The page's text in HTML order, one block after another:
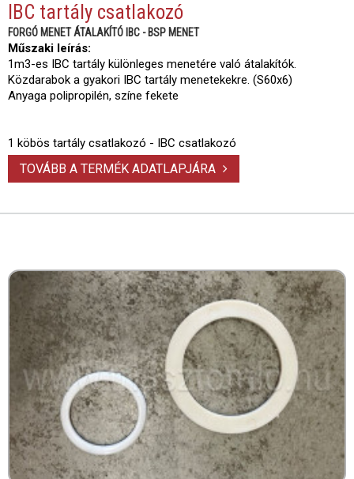
IBC tartály csatlakozó
FORGÓ MENET ÁTALAKÍTÓ IBC - BSP MENET
Műszaki leírás:
1m3-es IBC tartály különleges menetére való átalakítók.
Közdarabok a gyakori IBC tartály menetekekre. (S60x6)
Anyaga polipropilén, színe fekete
1 köbös tartály csatlakozó - IBC csatlakozó
TOVÁBB A TERMÉK ADATLAPJÁRA